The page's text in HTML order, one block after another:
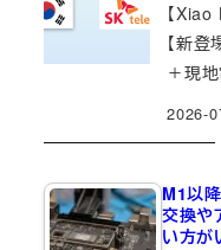
【
【新
＋現
2026-
M1以
交換や
い方が